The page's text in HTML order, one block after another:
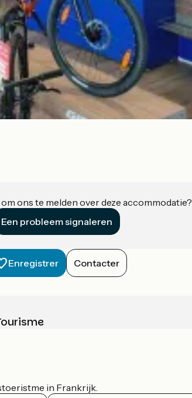
ons te melden over deze accommodatie?
Een probleem signaleren
Enregistrer Contacter
in Frankrijk.